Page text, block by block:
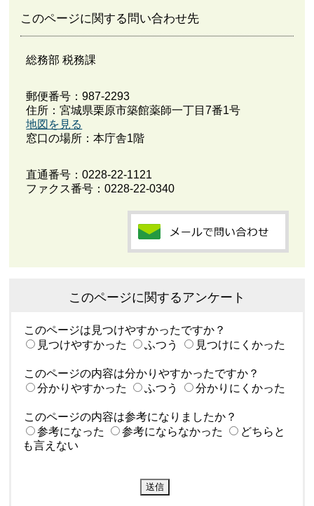
このページに関する問い合わせ先
総務部 税務課
郵便番号：987-2293
住所：宮城県栗原市築館薬師一丁目7番1号
地図を見る
窓口の場所：本庁舎1階
直通番号：0228-22-1121
ファクス番号：0228-22-0340
このページに関するアンケート
このページは見つけやすかったですか？
見つけやすかった
ふつう 見つけにくかった
このページの内容は分かりやすかったですか？
分かりやすかった
ふつう 分かりにくかった
このページの内容は参考になりましたか？
参考になった
参考にならなかった
どちらと
も言えない